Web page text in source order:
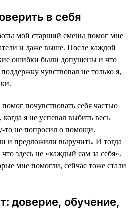
в себя
мой старший смены помог мне
и даже выше. После каждой
ошибки были допущены и что
чувствовал не только я,
почувствовать себя частью
я не успевал выбить весь
то не попросил о помощи.
и предложили выручить. И тогда
здесь не «каждый сам за себя».
мне помогли, сейчас тоже стали
доверие, обучение,